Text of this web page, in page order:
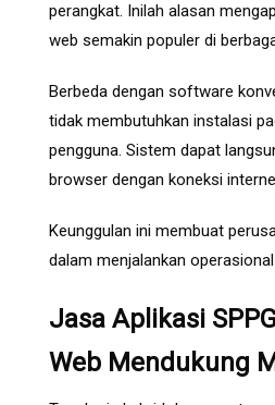
perangkat. Inilah alasan
web semakin populer di
Berbeda dengan software
tidak membutuhkan instalasi
pengguna. Sistem dapat
browser dengan koneksi
Keunggulan ini membuat
dalam menjalankan
Jasa Aplikasi
Web Mendukung